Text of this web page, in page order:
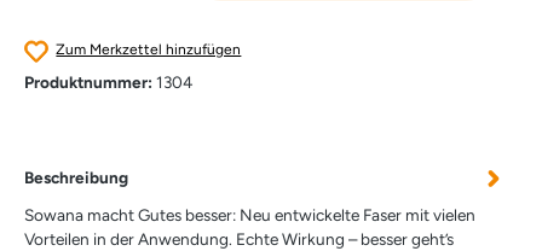
Zum Merkzettel hinzufügen
Produktnummer: 1304
Beschreibung
Sowana macht Gutes besser: Neu entwickelte Faser mit vielen
Vorteilen in der Anwendung. Echte Wirkung – besser geht’s